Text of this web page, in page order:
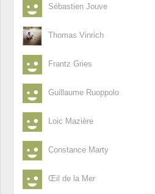
Sébastien Jouve
Thomas Vinrich
Frantz Gries
Guillaume Ruoppolo
Loic Mazière
Constance Marty
Œil de la Mer